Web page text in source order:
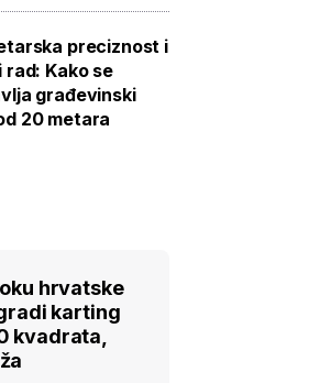
preciznost i
rad: Kako se
građevinski
20 metara
hrvatske
karting
kvadrata,